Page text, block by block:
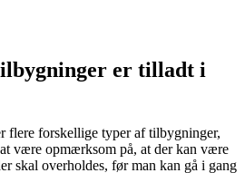
er tilladt i
flere forskellige typer af tilbygninger,
være opmærksom på, at der kan være
skal overholdes, før man kan gå i gang